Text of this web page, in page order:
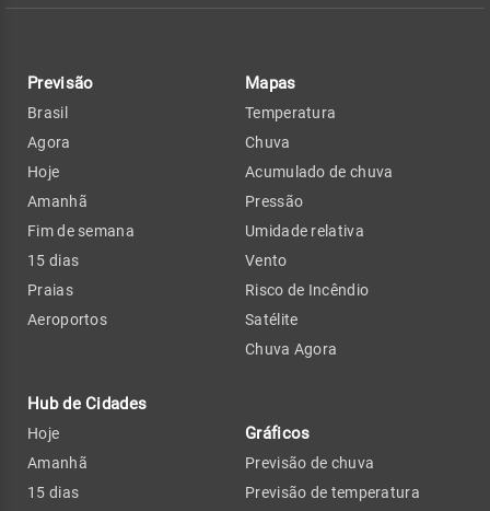
Previsão
Brasil
Agora
Hoje
Amanhã
Fim de semana
15 dias
Praias
Aeroportos
Hub de Cidades
Hoje
Amanhã
15 dias
Mapas
Temperatura
Chuva
Acumulado de chuva
Pressão
Umidade relativa
Vento
Risco de Incêndio
Satélite
Chuva Agora
Gráficos
Previsão de chuva
Previsão de temperatura